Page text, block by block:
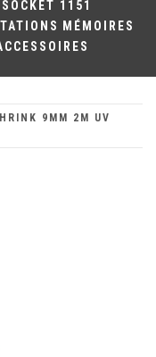
SOCKET 1151
MÉMOIRES
9MM 2M UV